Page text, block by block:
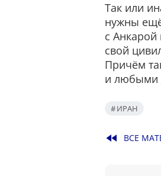
Так или
нужны
с Анкарой
свой
Причём
и любыми
ИРАН
fast_rewind ВСЕ